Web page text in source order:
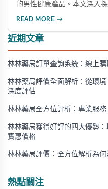
的男性健康產品。本文深入
擇。
READ MORE →
近期文章
林林藥局訂單查詢系統：線上
林林藥局評價全面解析：從環
深度評估
林林藥局全方位評析：專業服
林林藥局獲得好評的四大優勢
實惠價格
林林藥局評價：全方位解析為
熱點關注